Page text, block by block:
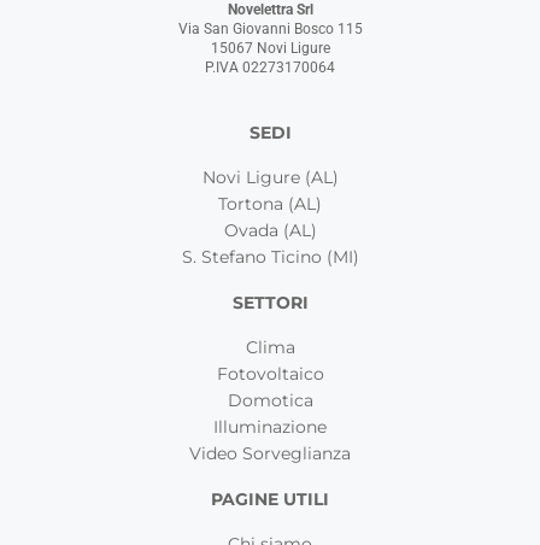
Novelettra Srl
Via San Giovanni Bosco 115
15067 Novi Ligure
P.IVA 02273170064
SEDI
Novi Ligure (AL)
Tortona (AL)
Ovada (AL)
S. Stefano Ticino (MI)
SETTORI
Clima
Fotovoltaico
Domotica
Illuminazione
Video Sorveglianza
PAGINE UTILI